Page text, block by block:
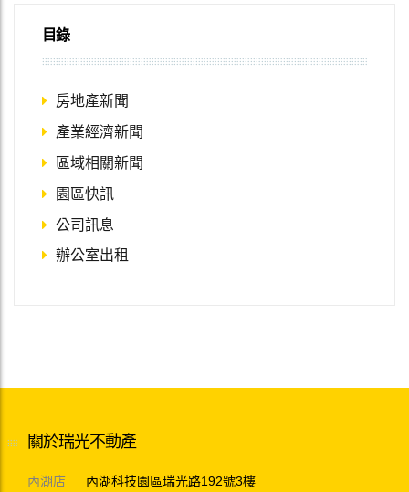
目錄
房地產新聞
產業經濟新聞
區域相關新聞
園區快訊
公司訊息
辦公室出租
關於瑞光不動產
內湖店 內湖科技園區瑞光路192號3樓